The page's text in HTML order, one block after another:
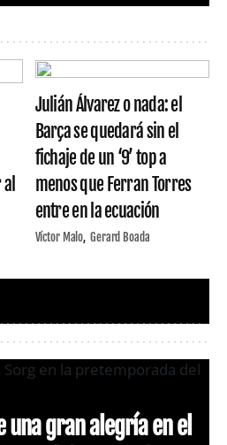
Julián Álvarez o nada: el
Barça se quedará sin el
fichaje de un ‘9’ top a
menos que Ferran Torres
entre en la ecuación
Víctor Malo Gerard Boada
una gran alegría en el